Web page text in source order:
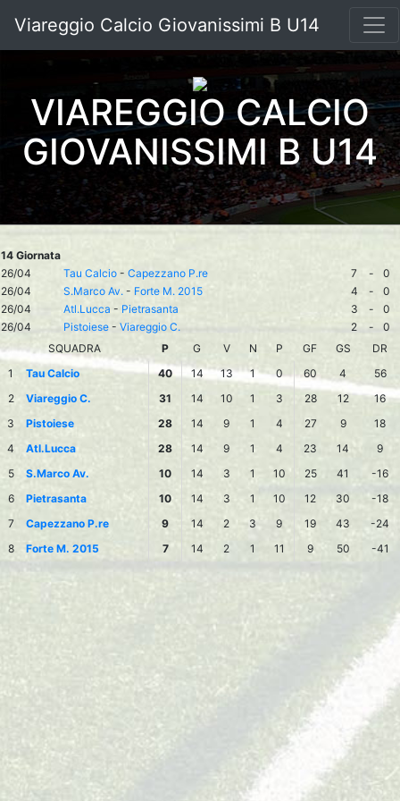
Viareggio Calcio Giovanissimi B U14
VIAREGGIO CALCIO
GIOVANISSIMI B U14
14 Giornata
26/04
Tau Calcio - Capezzano P.re 7 -
0
26/04
S.Marco Av. - Forte M. 2015 4 -
0
26/04
Atl.Lucca - Pietrasanta 3 -
0
26/04
Pistoiese - Viareggio C. 2 -
0
SQUADRA
P G V N P GF GS
DR
1
Tau Calcio 40 14 13 1 0 60 4
56
2
Viareggio C. 31 14 10 1 3 28 12
16
3
Pistoiese 28 14 9 1 4 27 9
18
4
Atl.Lucca 28 14 9 1 4 23 14
9
5
S.Marco Av. 10 14 3 1 10 25 41
-16
6
Pietrasanta 10 14 3 1 10 12 30
-18
7
Capezzano P.re 9 14 2 3 9 19 43
-24
8
Forte M. 2015 7 14 2 1 11 9 50 -41